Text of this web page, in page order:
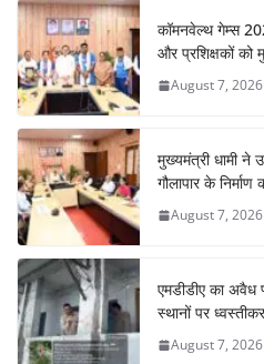
कॉमनवेल्थ गेम्स
और प्रशिक्षकों को
August 7, 2026
मुख्यमंत्री धामी ने
गौलापार के निर्माण
August 7, 2026
एमडीडीए का अवैध
स्थानों पर
August 7, 2026